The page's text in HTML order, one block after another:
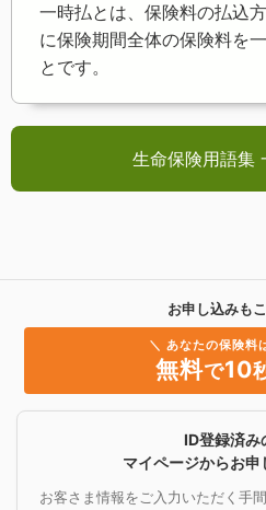
一時払とは、保険料の払込
に保険期間全体の保険料を
とです。
生命保険用語集
お申し込みも
＼ あなたの保険料
無料で10
ID登録済み
マイページからお
お客さま情報をご入力いただく手